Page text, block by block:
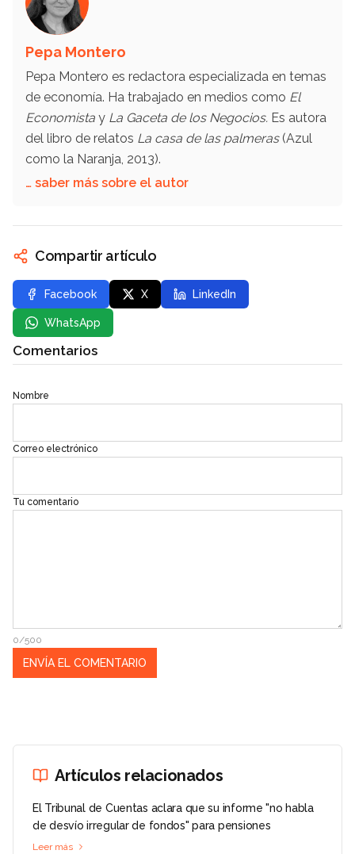
Pepa Montero
Pepa Montero es redactora especializada en temas
de economía. Ha trabajado en medios como El
Economista y La Gaceta de los Negocios. Es autora
del libro de relatos La casa de las palmeras(Azul
como la Naranja, 2013).
… saber más sobre el autor
Compartir artículo
Facebook X LinkedIn
WhatsApp
Comentarios
Nombre
Correo electrónico
Tu comentario
0/500
Artículos relacionados
El Tribunal de Cuentas aclara que su informe "no habla
de desvío irregular de fondos" para pensiones
Leer más